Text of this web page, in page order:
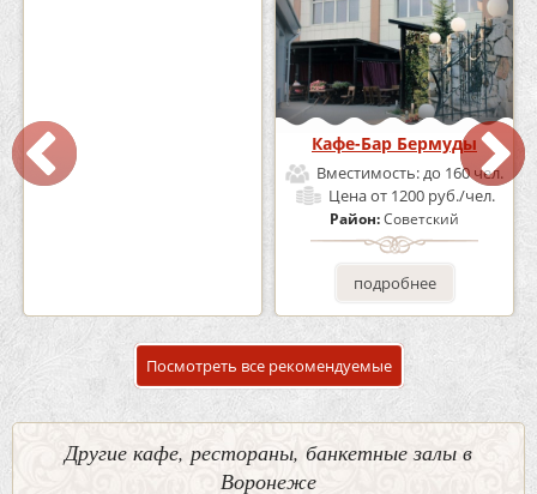
Кафе «Шишка»
Вместимость:
Кафе-Бар Бермуды
Вместимость:до 160 чел.
Ценаот 1200 руб./чел.
Район:Советский
подробнее
Посмотреть все рекомендуемые
Другие кафе, рестораны, банкетные залы в
Воронеже